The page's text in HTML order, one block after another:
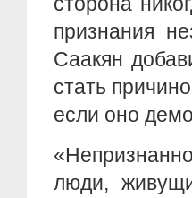
признания
Саакян
стать
если оно
люди,